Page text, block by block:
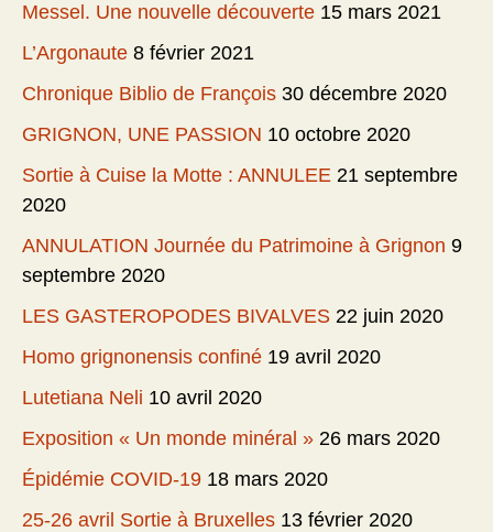
Messel. Une nouvelle découverte 15 mars 2021
L’Argonaute 8 février 2021
Chronique Biblio de François 30 décembre 2020
GRIGNON, UNE PASSION 10 octobre 2020
Sortie à Cuise la Motte : ANNULEE 21 septembre
2020
ANNULATION Journée du Patrimoine à Grignon 9
septembre 2020
LES GASTEROPODES BIVALVES 22 juin 2020
Homo grignonensis confiné 19 avril 2020
Lutetiana Neli 10 avril 2020
Exposition « Un monde minéral » 26 mars 2020
Épidémie COVID-19 18 mars 2020
25-26 avril Sortie à Bruxelles 13 février 2020